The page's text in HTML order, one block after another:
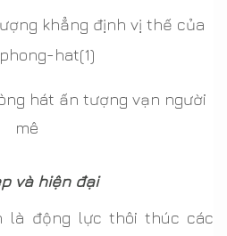
khẳng định vị thế của
hát ấn tượng vạn người
mê
và hiện đại
là động lực thôi thúc các